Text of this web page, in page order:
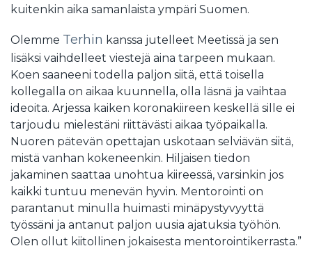
kuitenkin aika samanlaista ympäri Suomen.
Olemme Terhin kanssa jutelleet Meetissä ja sen
lisäksi vaihdelleet viestejä aina tarpeen mukaan.
Koen saaneeni todella paljon siitä, että toisella
kollegalla on aikaa kuunnella, olla läsnä ja vaihtaa
ideoita. Arjessa kaiken koronakiireen keskellä sille ei
tarjoudu mielestäni riittävästi aikaa työpaikalla.
Nuoren pätevän opettajan uskotaan selviävän siitä,
mistä vanhan kokeneenkin. Hiljaisen tiedon
jakaminen saattaa unohtua kiireessä, varsinkin jos
kaikki tuntuu menevän hyvin. Mentorointi on
parantanut minulla huimasti minäpystyvyyttä
työssäni ja antanut paljon uusia ajatuksia työhön.
Olen ollut kiitollinen jokaisesta mentorointikerrasta.”